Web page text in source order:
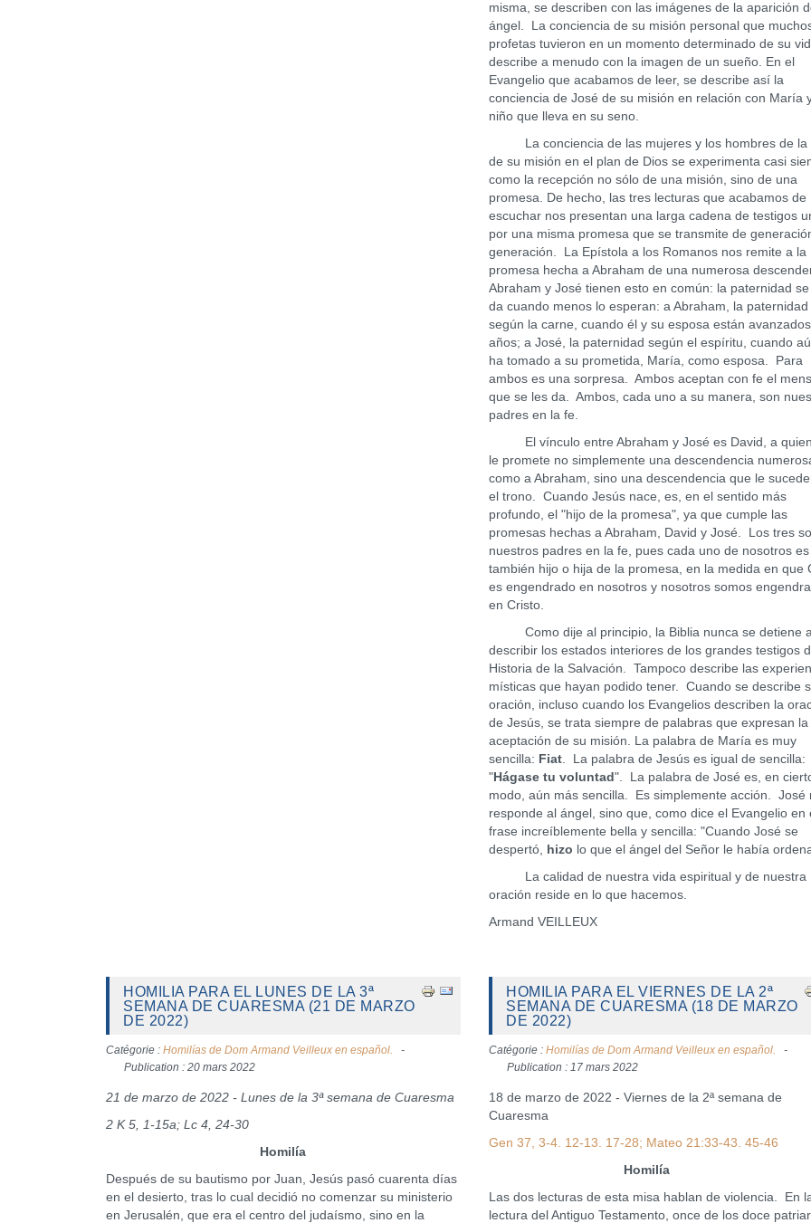
misma, se describen con las imágenes de la aparición
ángel. La conciencia de su misión personal que
profetas tuvieron en un momento determinado de su
describe a menudo con la imagen de un sueño. En el
Evangelio que acabamos de leer, se describe así la
conciencia de José de su misión en relación con María
niño que lleva en su seno.
La conciencia de las mujeres y los hombres de la
de su misión en el plan de Dios se experimenta casi
como la recepción no sólo de una misión, sino de una
promesa. De hecho, las tres lecturas que acabamos de
escuchar nos presentan una larga cadena de testigos
por una misma promesa que se transmite de
generación. La Epístola a los Romanos nos remite a la
promesa hecha a Abraham de una numerosa
Abraham y José tienen esto en común: la paternidad
da cuando menos lo esperan: a Abraham, la paternidad
según la carne, cuando él y su esposa están
años; a José, la paternidad según el espíritu, cuando
ha tomado a su prometida, María, como esposa. Para
ambos es una sorpresa. Ambos aceptan con fe el
que se les da. Ambos, cada uno a su manera, son
padres en la fe.
El vínculo entre Abraham y José es David, a
le promete no simplemente una descendencia
como a Abraham, sino una descendencia que le
el trono. Cuando Jesús nace, es, en el sentido más
profundo, el "hijo de la promesa", ya que cumple las
promesas hechas a Abraham, David y José. Los tres
nuestros padres en la fe, pues cada uno de nosotros es
también hijo o hija de la promesa, en la medida en que
es engendrado en nosotros y nosotros somos
en Cristo.
Como dije al principio, la Biblia nunca se detiene
describir los estados interiores de los grandes testigos
Historia de la Salvación. Tampoco describe las
místicas que hayan podido tener. Cuando se describe
oración, incluso cuando los Evangelios describen la
de Jesús, se trata siempre de palabras que expresan la
aceptación de su misión. La palabra de María es muy
sencilla: Fiat. La palabra de Jesús es igual de sencilla:
" Hágase tu voluntad". La palabra de José es, en
modo, aún más sencilla. Es simplemente acción. José
responde al ángel, sino que, como dice el Evangelio en
frase increíblemente bella y sencilla: "Cuando José se
despertó, hizo lo que el ángel del Señor le había
La calidad de nuestra vida espiritual y de nuestra
oración reside en lo que hacemos.
Armand VEILLEUX
HOMILIA PARA EL LUNES DE LA 3ª
SEMANA DE CUARESMA (21 DE MARZO
DE 2022)
Catégorie : Homilías de Dom Armand Veilleux en español.
Publication : 20 mars 2022
21 de marzo de 2022 - Lunes de la 3ª semana de Cuaresma
2 K 5, 1-15a; Lc 4, 24-30
Homilía
Después de su bautismo por Juan, Jesús pasó cuarenta días
en el desierto, tras lo cual decidió no comenzar su ministerio
en Jerusalén, que era el centro del judaísmo, sino en la
HOMILIA PARA EL VIERNES DE LA 2ª
SEMANA DE CUARESMA (18 DE MARZO
DE 2022)
Catégorie :Homilías de Dom Armand Veilleux en español.
Publication : 17 mars 2022
18 de marzo de 2022 - Viernes de la 2ª semana de
Cuaresma
Gen 37, 3-4. 12-13. 17-28; Mateo 21:33-43. 45-46
Homilía
Las dos lecturas de esta misa hablan de violencia. En
lectura del Antiguo Testamento, once de los doce